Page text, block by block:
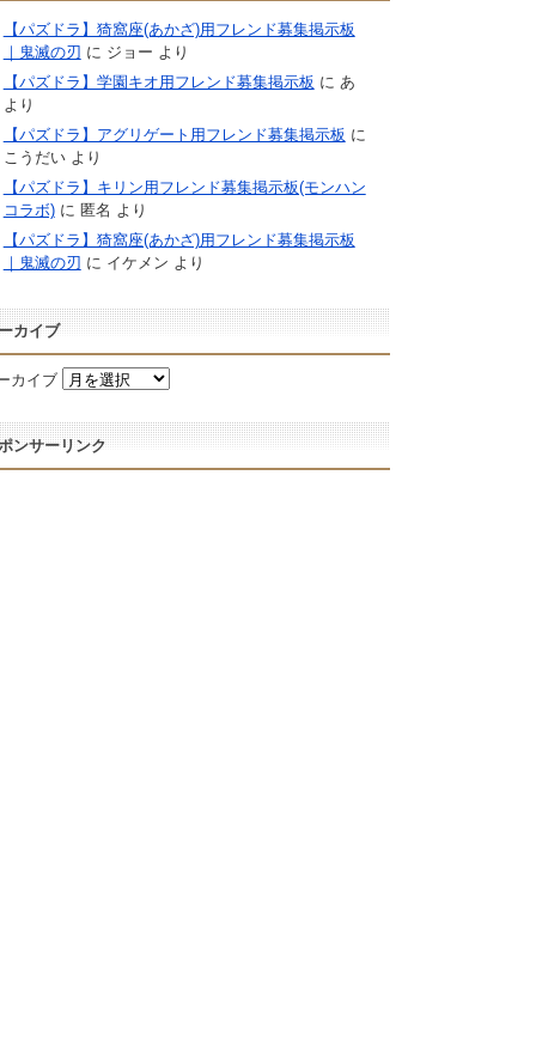
【パズドラ】猗窩座(あかざ)用フレンド募集掲示板
｜鬼滅の刃 に ジョー より
【パズドラ】学園キオ用フレンド募集掲示板 に あ
より
【パズドラ】アグリゲート用フレンド募集掲示板 に
こうだいより
【パズドラ】キリン用フレンド募集掲示板(モンハン
コラボ)に 匿名 より
【パズドラ】猗窩座(あかざ)用フレンド募集掲示板
｜鬼滅の刃 に イケメン より
カイブ
カイブ
ンサーリンク